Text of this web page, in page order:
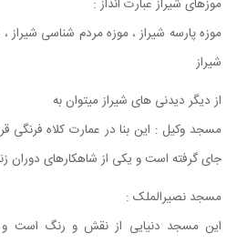
موزهای شیراز عبارت انداز :
موزه پارسه شیراز ، موزه مردم شناسی شیراز
شیراز
از دیگر دیدنی های شیراز میتوان به
مسجد وکیل : این بنا در عمارت کلاه فرنگی
جای گرفته است و یکی از شاهکارهای دوران
مسجد نصیرالملک :
این مسجد دنیایی از نقش و رنگ است